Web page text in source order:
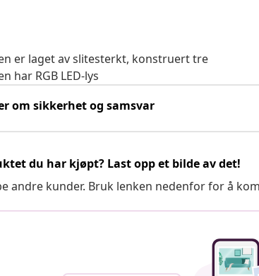
er laget av slitesterkt, konstruert tre
har RGB LED-lys
om sikkerhet og samsvar
du har kjøpt? Last opp et bilde av det!
andre kunder. Bruk lenken nedenfor for å